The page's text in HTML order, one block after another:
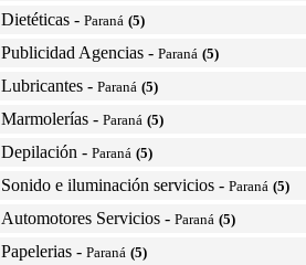
Dietéticas - Paraná (5)
Publicidad Agencias - Paraná (5)
Lubricantes - Paraná (5)
Marmolerías - Paraná (5)
Depilación - Paraná (5)
Sonido e iluminación servicios - Paraná (5)
Automotores Servicios - Paraná (5)
Papelerias - Paraná (5)